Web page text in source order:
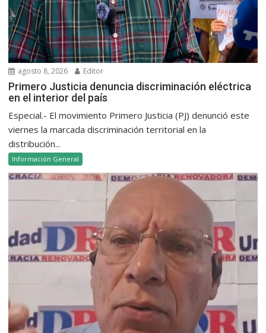
agosto 8, 2026 Editor
Primero Justicia denuncia discriminación eléctrica
en el interior del país
Especial.- El movimiento Primero Justicia (PJ) denunció este
viernes la marcada discriminación territorial en la
distribución...
Información General